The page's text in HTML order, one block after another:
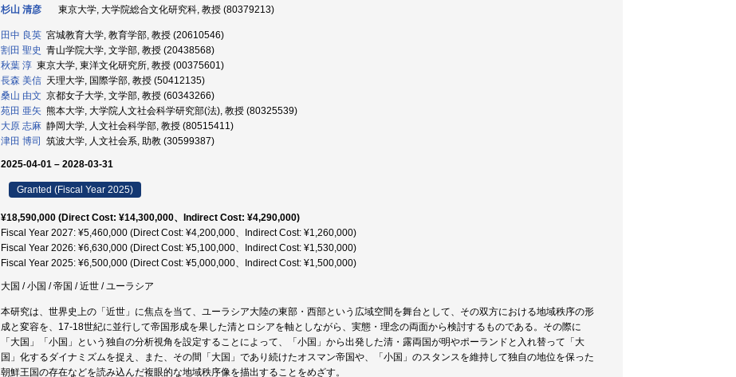
杉山 清彦 東京大学, 大学院総合文化研究科, 教授 (80379213)
田中 良英 宮城教育大学, 教育学部, 教授 (20610546)
割田 聖史 青山学院大学, 文学部, 教授 (20438568)
秋葉 淳 東京大学, 東洋文化研究所, 教授 (00375601)
長森 美信 天理大学, 国際学部, 教授 (50412135)
桑山 由文 京都女子大学, 文学部, 教授 (60343266)
苑田 亜矢 熊本大学, 大学院人文社会科学研究部(法), 教授 (80325539)
大原 志麻 静岡大学, 人文社会科学部, 教授 (80515411)
津田 博司
筑波大学, 人文社会系, 助教 (30599387)
2025-04-01 – 2028-03-31
Granted (Fiscal Year 2025)
¥18,590,000 (Direct Cost: ¥14,300,000、Indirect Cost: ¥4,290,000)
Fiscal Year 2027: ¥5,460,000 (Direct Cost: ¥4,200,000、Indirect Cost: ¥1,260,000)
Fiscal Year 2026: ¥6,630,000 (Direct Cost: ¥5,100,000、Indirect Cost: ¥1,530,000)
Fiscal Year 2025: ¥6,500,000 (Direct Cost: ¥5,000,000、Indirect Cost: ¥1,500,000)
大国 / 小国 / 帝国 / 近世 / ユーラシア
本研究は、世界史上の「近世」に焦点を当て、ユーラシア大陸の東部・西部という広域空間を舞台として、その双方における地域秩序の形
成と変容を、17-18世紀に並行して帝国形成を果した清とロシアを軸としながら、実態・理念の両面から検討するものである。その際に
「大国」「小国」という独自の分析視角を設定することによって、「小国」から出発した清・露両国が明やポーランドと入れ替って「大
国」化するダイナミズムを捉え、また、その間「大国」であり続けたオスマン帝国や、「小国」のスタンスを維持して独自の地位を保った
朝鮮王国の存在などを読み込んだ複眼的な地域秩序像を描出することをめざす。